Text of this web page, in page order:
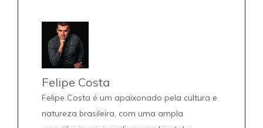
Felipe Costa
Felipe Costa é um apaixonado pela cultura e
natureza brasileira, com uma ampla